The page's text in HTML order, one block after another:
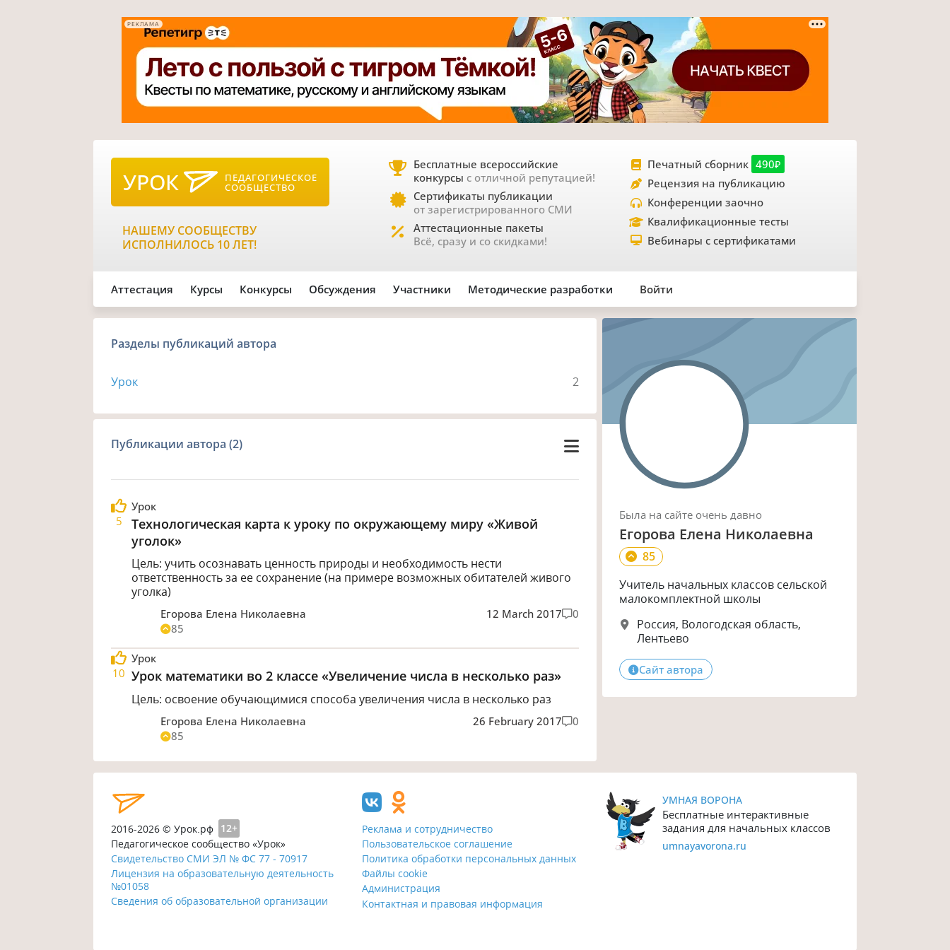
РЕКЛАМА
УРОК ПЕДАГОГИЧЕСКОЕ
СООБЩЕСТВО
НАШЕМУ СООБЩЕСТВУ
ИСПОЛНИЛОСЬ 10 ЛЕТ!
Бесплатные всероссийские
конкурсы с отличной репутацией!
Сертификаты публикации
от зарегистрированного СМИ
Аттестационные пакеты
Всё, сразу и со скидками!
Печатный сборник 490₽
Рецензия на публикацию
Конференции заочно
Квалификационные тесты
Вебинары с сертификатами
Аттестация Курсы Конкурсы Обсуждения Участники Методические разработки Войти
Разделы публикаций автора
Урок 2
Публикации автора (2)
5
Урок
Технологическая карта к уроку по окружающему миру «Живой
уголок»
Цель: учить осознавать ценность природы и необходимость нести
ответственность за ее сохранение (на примере возможных обитателей живого
уголка)
Егорова Елена Николаевна
85
12 March 2017 0
10
Урок
Урок математики во 2 классе «Увеличение числа в несколько раз»
Цель: освоение обучающимися способа увеличения числа в несколько раз
Егорова Елена Николаевна
85
26 February 2017 0
Была на сайте очень давно
Егорова Елена Николаевна
85
Учитель начальных классов сельской
малокомплектной школы
Россия, Вологодская область,
Лентьево
Сайт автора
2016-2026 © Урок.рф 12+
Педагогическое сообщество «Урок»
Свидетельство СМИ ЭЛ № ФС 77 - 70917
Лицензия на образовательную деятельность
№01058
Сведения об образовательной организации
Реклама и сотрудничество
Пользовательское соглашение
Политика обработки персональных данных
Файлы cookie
Администрация
Контактная и правовая информация
УМНАЯ ВОРОНА
Бесплатные интерактивные
задания для начальных классов
umnayavorona.ru